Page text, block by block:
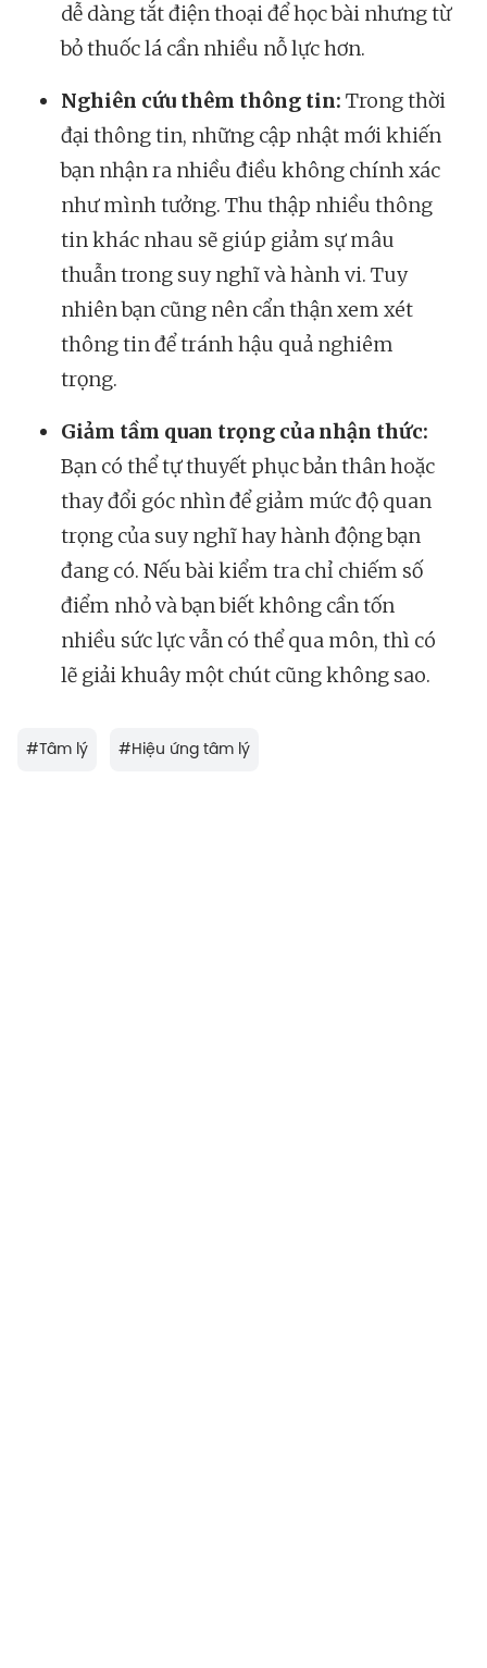
dễ dàng tắt điện thoại để học bài nhưng từ
bỏ thuốc lá cần nhiều nỗ lực hơn.
Nghiên cứu thêm thông tin: Trong thời
đại thông tin, những cập nhật mới khiến
bạn nhận ra nhiều điều không chính xác
như mình tưởng. Thu thập nhiều thông
tin khác nhau sẽ giúp giảm sự mâu
thuẫn trong suy nghĩ và hành vi. Tuy
nhiên bạn cũng nên cẩn thận xem xét
thông tin để tránh hậu quả nghiêm
trọng.
Giảm tầm quan trọng của nhận thức:
Bạn có thể tự thuyết phục bản thân hoặc
thay đổi góc nhìn để giảm mức độ quan
trọng của suy nghĩ hay hành động bạn
đang có. Nếu bài kiểm tra chỉ chiếm số
điểm nhỏ và bạn biết không cần tốn
nhiều sức lực vẫn có thể qua môn, thì có
lẽ giải khuây một chút cũng không sao.
#Tâm lý #Hiệu ứng tâm lý